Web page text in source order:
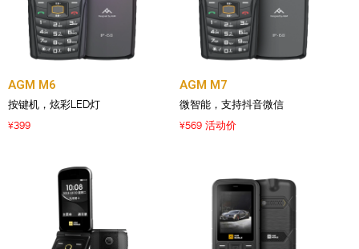
AGM M6
按键机，炫彩LED灯
¥399
AGM M7
微智能，支持抖音微信
¥569 活动价